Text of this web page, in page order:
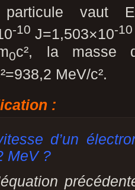
vaut
-10 J=1,503×10-10
0c², la masse
MeV/c².
:
d’un
MeV ?